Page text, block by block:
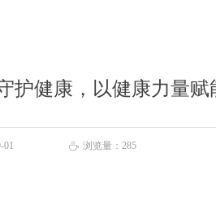
护健康，以健康力量赋
ꄘ 浏览量： 285
01